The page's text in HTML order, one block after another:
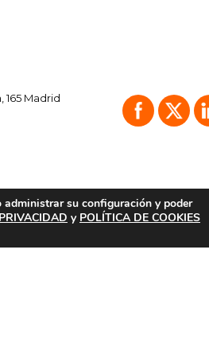
165 Madrid
administrar su configuración y poder
y POLÍTICA DE COOKIES